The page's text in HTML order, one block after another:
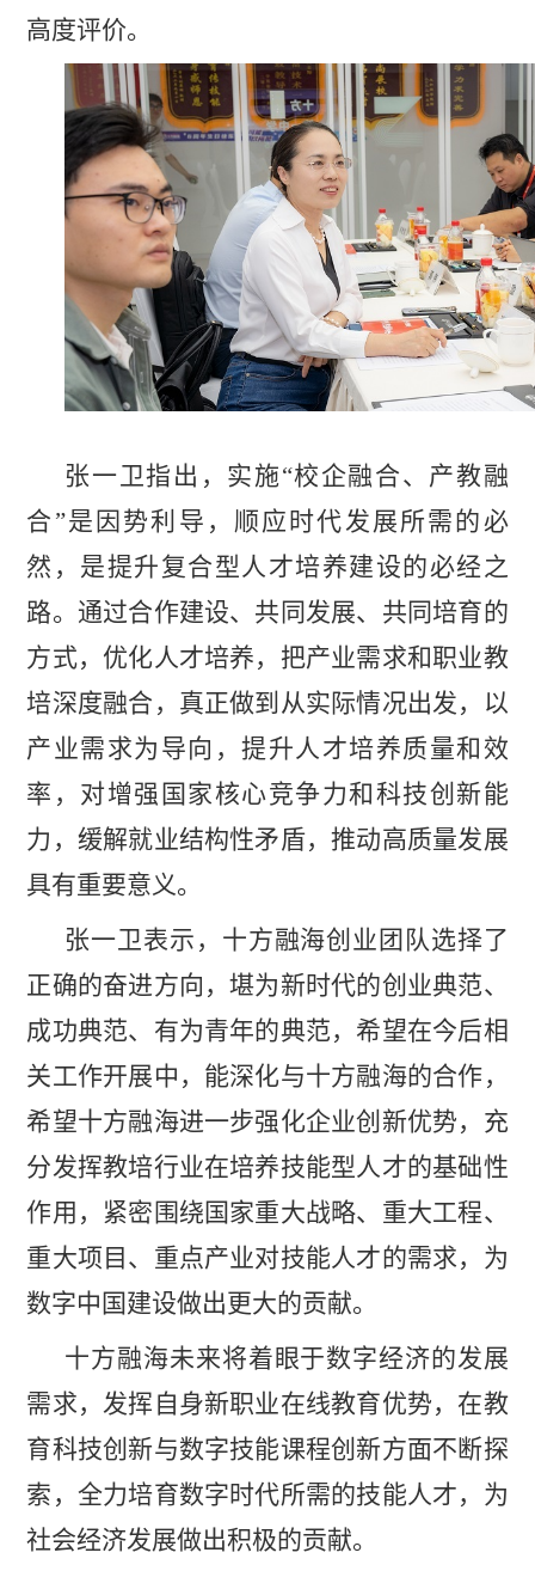
高度评价。
张一卫指出，实施“校企融合、产教融
合”是因势利导，顺应时代发展所需的必
然，是提升复合型人才培养建设的必经之
路。通过合作建设、共同发展、共同培育的
方式，优化人才培养，把产业需求和职业教
培深度融合，真正做到从实际情况出发，以
产业需求为导向，提升人才培养质量和效
率，对增强国家核心竞争力和科技创新能
力，缓解就业结构性矛盾，推动高质量发展
具有重要意义。
张一卫表示，十方融海创业团队选择了
正确的奋进方向，堪为新时代的创业典范、
成功典范、有为青年的典范，希望在今后相
关工作开展中，能深化与十方融海的合作，
希望十方融海进一步强化企业创新优势，充
分发挥教培行业在培养技能型人才的基础性
作用，紧密围绕国家重大战略、重大工程、
重大项目、重点产业对技能人才的需求，为
数字中国建设做出更大的贡献。
十方融海未来将着眼于数字经济的发展
需求，发挥自身新职业在线教育优势，在教
育科技创新与数字技能课程创新方面不断探
索，全力培育数字时代所需的技能人才，为
社会经济发展做出积极的贡献。